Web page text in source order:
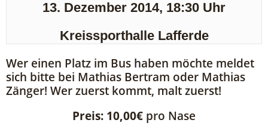
13. Dezember 2014, 18:30 Uhr
Kreissporthalle Lafferde
Wer einen Platz im Bus haben möchte meldet
sich bitte bei Mathias Bertram oder Mathias
Zänger! Wer zuerst kommt, malt zuerst!
Preis: 10,00€ pro Nase